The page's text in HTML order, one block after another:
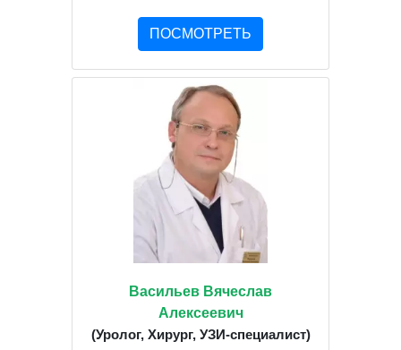
ПОСМОТРЕТЬ
Васильев Вячеслав
Алексеевич
(Уролог, Хирург, УЗИ-специалист)